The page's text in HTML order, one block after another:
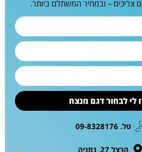
– ובמחיר המשתלם ביותר.
לי לבחור דגם מנצח
טל. 09-8328176
הרצל 27, נתניה